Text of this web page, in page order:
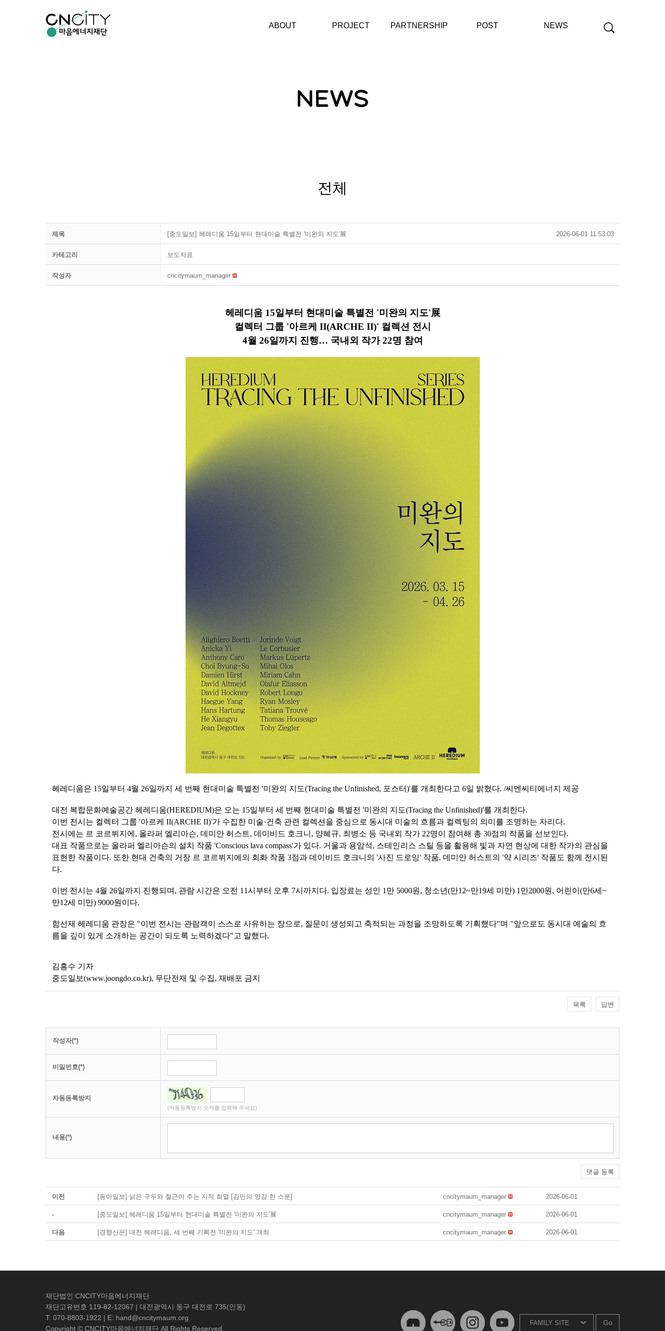
ABOUT PROJECT
소제동 아트벨트
PARTNERSHIP POST NEWS
NEWS
전체
제목 [중도일보] 헤레디움 15일부터 현대미술 특별전 '미완의 지도'展 2026-06-01 11:53:03
카테고리 보도자료
작성자 cncitymaum_manager
헤레디움 15일부터 현대미술 특별전 '미완의 지도'展
컬렉터 그룹 '아르케 II(ARCHE II)' 컬렉션 전시
4월 26일까지 진행… 국내외 작가 22명 참여
헤레디움은 15일부터 4월 26일까지 세 번째 현대미술 특별전 '미완의 지도(Tracing the Unfinished, 포스터)'를 개최한다고 6일 밝혔다. /씨엔씨티에너지 제공
대전 복합문화예술공간 헤레디움(HEREDIUM)은 오는 15일부터 세 번째 현대미술 특별전 '미완의 지도(Tracing the Unfinished)'를 개최한다.
이번 전시는 컬렉터 그룹 '아르케 II(ARCHE II)'가 수집한 미술·건축 관련 컬렉션을 중심으로 동시대 미술의 흐름과 컬렉팅의 의미를 조명하는 자리다.
전시에는 르 코르뷔지에, 올라퍼 엘리아슨, 데미안 허스트, 데이비드 호크니, 양혜규, 최병소 등 국내외 작가 22명이 참여해 총 30점의 작품을 선보인다.
대표 작품으로는 올라퍼 엘리아슨의 설치 작품 'Conscious lava compass'가 있다. 거울과 용암석, 스테인리스 스틸 등을 활용해 빛과 자연 현상에 대한 작가의 관심을
표현한 작품이다. 또한 현대 건축의 거장 르 코르뷔지에의 회화 작품 3점과 데이비드 호크니의 '사진 드로잉' 작품, 데미안 허스트의 '약 시리즈' 작품도 함께 전시된
다.
이번 전시는 4월 26일까지 진행되며, 관람 시간은 오전 11시부터 오후 7시까지다. 입장료는 성인 1만 5000원, 청소년(만12~만19세 미만) 1만2000원, 어린이(만6세~
만12세 미만) 9000원이다.
함선재 헤레디움 관장은 "이번 전시는 관람객이 스스로 사유하는 장으로, 질문이 생성되고 축적되는 과정을 조망하도록 기획했다"며 "앞으로도 동시대 예술의 흐
름을 깊이 있게 소개하는 공간이 되도록 노력하겠다"고 말했다.
김흥수 기자
중도일보(www.joongdo.co.kr), 무단전재 및 수집, 재배포 금지
목록 답변
작성자(*)
비밀번호(*)
자동등록방지
(자동등록방지 숫자를 입력해 주세요)
내용(*)
댓글 등록
이전 [동아일보] 낡은 구두와 철근이 주는 지적 희열 [김민의 영감 한 스푼] cncitymaum_manager 2026-06-01
- [중도일보] 헤레디움 15일부터 현대미술 특별전 '미완의 지도'展 cncitymaum_manager 2026-06-01
다음 [경향신문] 대전 헤레디움, 세 번째 기획전 '미완의 지도' 개최 cncitymaum_manager 2026-06-01
재단법인 CNCITY마음에너지재단
재단고유번호 119-82-12067 | 대전광역시 동구 대전로 735(인동)
T: 070-8803-1922 | E: hand@cncitymaum.org
Copyright © CNCITY마음에너지재단 All Rights Reserved.
Go